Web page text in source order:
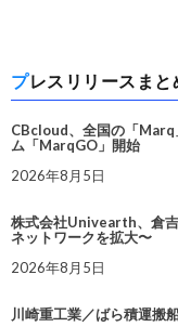
プレスリリースま
CBcloud、全国の「Marq
ム「MarqGO」開始
2026年8月5日
株式会社Univearth、倉
ネットワークを拡大〜
2026年8月5日
川崎重工業／ばら積運搬